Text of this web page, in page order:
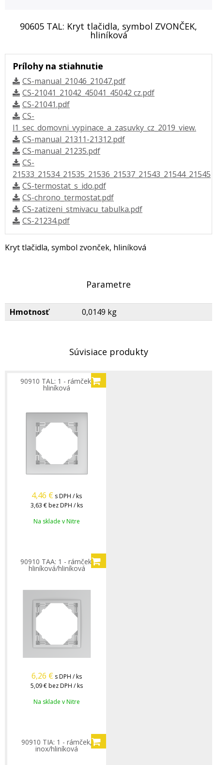
90605 TAL: Kryt tlačidla, symbol ZVONČEK,
hliníková
Prílohy na stiahnutie
CS-manual_21046_21047.pdf
CS-21041_21042_45041_45042 cz.pdf
CS-21041.pdf
CS-
l1_sec_domovni_vypinace_a_zasuvky_cz_2019_view.
CS-manual_21311-21312.pdf
CS-manual_21235.pdf
CS-
21533_21534_21535_21536_21537_21543_21544_21545
CS-termostat_s_ido.pdf
CS-chrono_termostat.pdf
CS-zatizeni_stmivacu_tabulka.pdf
CS-21234.pdf
Kryt tlačidla, symbol zvonček, hliníková
Parametre
Hmotnosť 0,0149 kg
Súvisiace produkty
90910 TAL: 1 - rámček,
hliníková
4,46 € s DPH / ks
3,63 €bez DPH / ks
Na sklade v Nitre
90910 TAA: 1 - rámček,
hliníková/hliníková
6,26 € s DPH / ks
5,09 €bez DPH / ks
Na sklade v Nitre
90910 TIA: 1 - rámček,
inox/hliníková